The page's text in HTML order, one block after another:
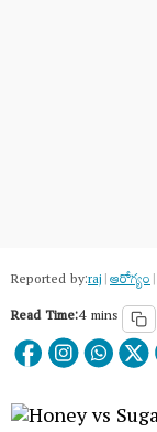
Reported by:raj|ఆరోగ్యం|
Read Time:4 mins